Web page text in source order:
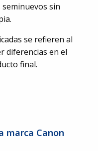
sin
se refieren al
diferencias en el
final.
marca Canon